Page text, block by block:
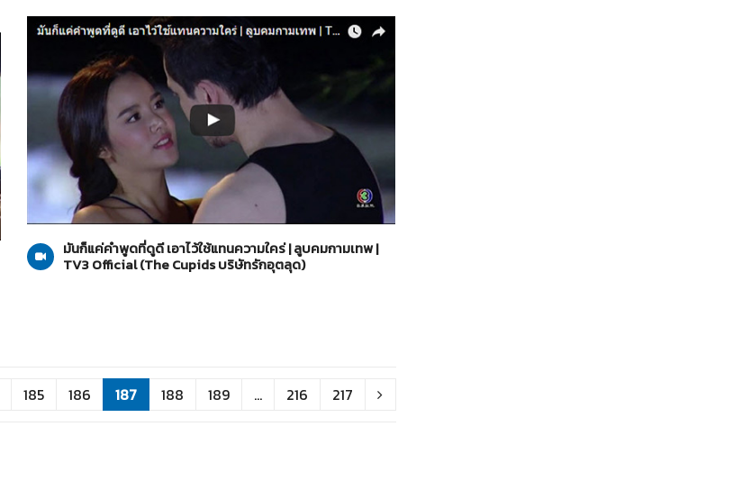
15-05-2560
The Cupids บริษัทรักอุตลุด
มันก็แค่คำพูดที่ดูดี เอาไว้ใช้แทนความใคร่ | ลูบคมกามเทพ |
TV3 Official (The Cupids บริษัทรักอุตลุด)
185 186 187 188 189 ... 216 217